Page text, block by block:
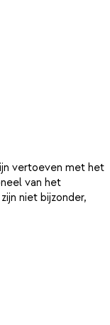
vertoeven met het
van het
niet bijzonder,